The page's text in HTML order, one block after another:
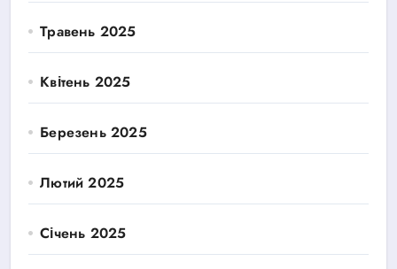
Травень 2025
Квітень 2025
Березень 2025
Лютий 2025
Січень 2025